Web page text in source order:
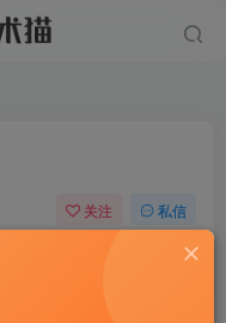
关注 私信